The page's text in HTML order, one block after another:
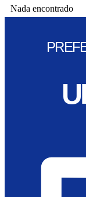
Nada encontrado